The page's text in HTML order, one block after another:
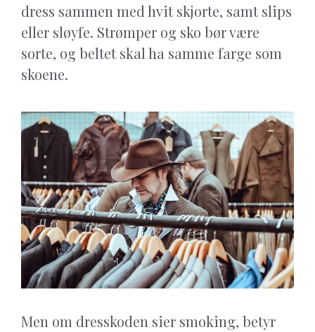
dress sammen med hvit skjorte, samt slips
eller sløyfe. Strømper og sko bør være
sorte, og beltet skal ha samme farge som
skoene.
Men om dresskoden sier smoking, betyr